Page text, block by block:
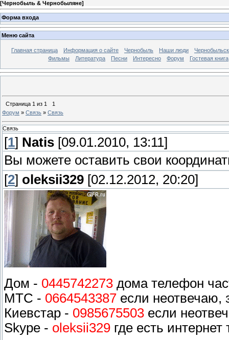
[Чернобыль & Чернобыляне]
Форма входа
Меню сайта
Главная страница Информация о сайте Чернобыль Наши люди
Фильмы
Литература Песни Интересно Форум Гостевая книга
Страница 1 из 1
1
Форум » Связь » Связь
Связь
[1] Natis [09.01.2010, 13:11]
Вы можете оставить свои
[2] oleksii329 [02.12.2012, 20:20]
Дом - 0445742273 дома телефон
МТС - 0664543387 если неотвечаю,
Киевстар - 0985675503 если
Skype - oleksii329 где есть интернет